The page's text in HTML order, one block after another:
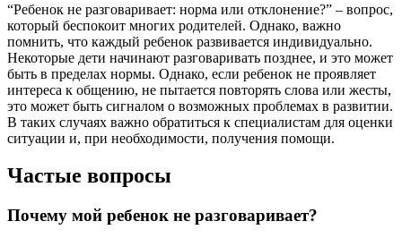
“Ребенок не разговаривает: норма или отклонение?” – вопрос,
который беспокоит многих родителей. Однако, важно
помнить, что каждый ребенок развивается индивидуально.
Некоторые дети начинают разговаривать позднее, и это может
быть в пределах нормы. Однако, если ребенок не проявляет
интереса к общению, не пытается повторять слова или жесты,
это может быть сигналом о возможных проблемах в развитии.
В таких случаях важно обратиться к специалистам для оценки
ситуации и, при необходимости, получения помощи.
Частые вопросы
Почему мой ребенок не разговаривает?